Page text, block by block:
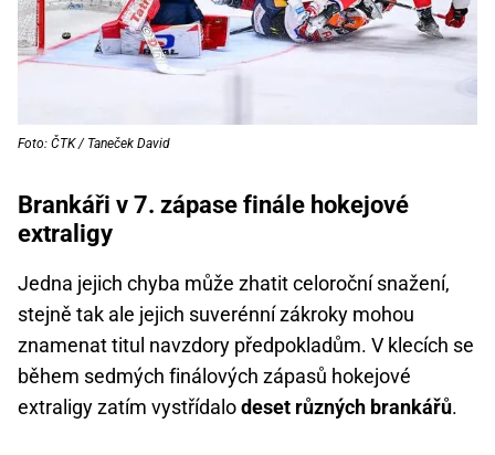
Foto: ČTK / Taneček David
Brankáři v 7. zápase finále hokejové
extraligy
Jedna jejich chyba může zhatit celoroční snažení,
stejně tak ale jejich suverénní zákroky mohou
znamenat titul navzdory předpokladům. V klecích se
během sedmých finálových zápasů hokejové
extraligy zatím vystřídalodeset různých brankářů.